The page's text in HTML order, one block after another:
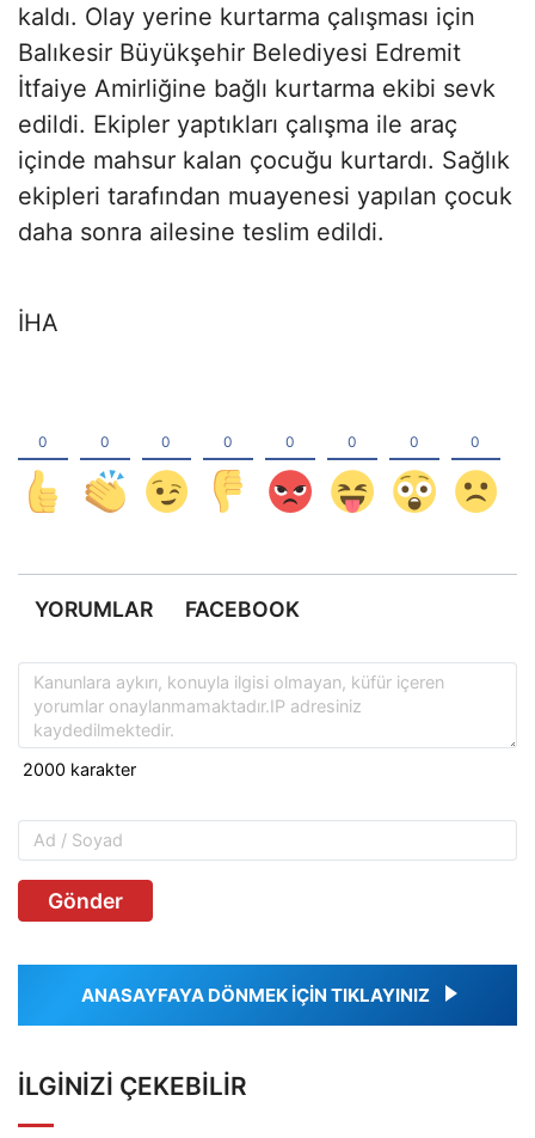
kaldı. Olay yerine kurtarma çalışması için
Balıkesir Büyükşehir Belediyesi Edremit
İtfaiye Amirliğine bağlı kurtarma ekibi sevk
edildi. Ekipler yaptıkları çalışma ile araç
içinde mahsur kalan çocuğu kurtardı. Sağlık
ekipleri tarafından muayenesi yapılan çocuk
daha sonra ailesine teslim edildi.
İHA
YORUMLAR FACEBOOK
Gönder
ANASAYFAYA DÖNMEK İÇİN TIKLAYINIZ
İLGINIZI ÇEKEBILIR